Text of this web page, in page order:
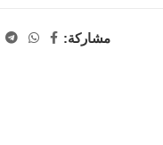
مشاركة: